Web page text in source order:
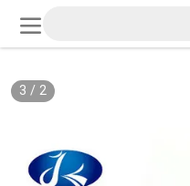
2
/
3